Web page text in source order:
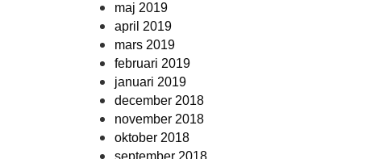
maj 2019
april 2019
mars 2019
februari 2019
januari 2019
december 2018
november 2018
oktober 2018
september 2018